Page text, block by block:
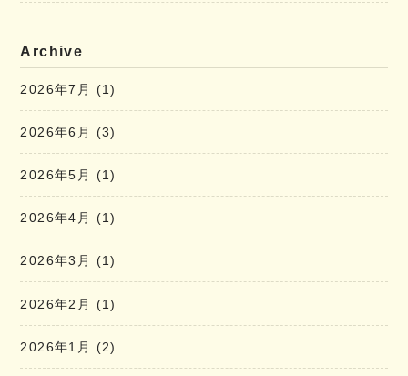
Archive
2026年7月 (1)
2026年6月 (3)
2026年5月 (1)
2026年4月 (1)
2026年3月 (1)
2026年2月 (1)
2026年1月 (2)